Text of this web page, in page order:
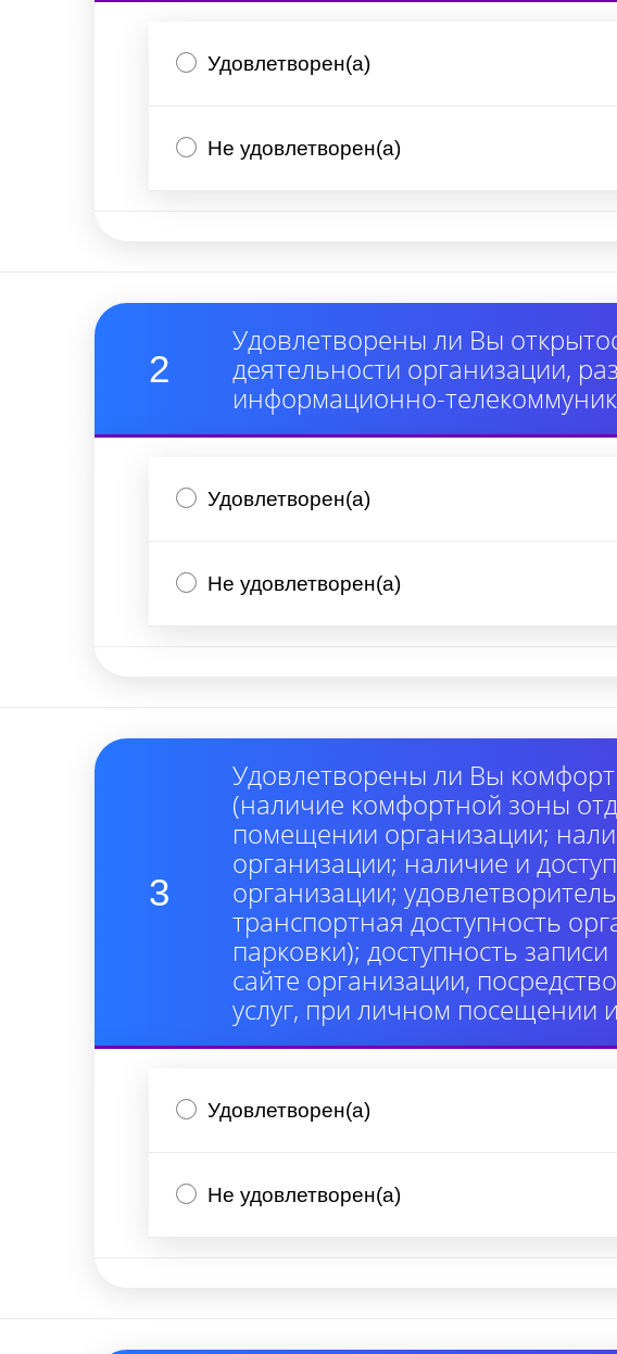
Удовлетворен(а)
Не удовлетворен(а)
2
Удовлетворены ли Вы
деятельности организации,
информационно-
Удовлетворен(а)
Не удовлетворен(а)
3
Удовлетворены ли Вы
(наличие комфортной зоны
помещении организации;
организации; наличие и
организации;
транспортная доступность
парковки); доступность
сайте организации,
услуг, при личном посещении
Удовлетворен(а)
Не удовлетворен(а)